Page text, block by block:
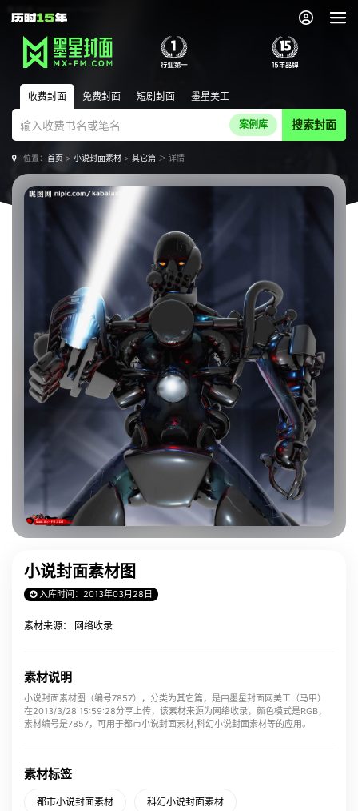
收费封面 免费封面 短剧封面 墨星美工
案例库 搜索封面
位置： 首页> 小说封面素材> 其它篇＞ 详情
小说封面素材图
入库时间：2013年03月28日
素材来源： 网络收录
素材说明
小说封面素材图（编号7857），分类为其它篇，是由墨星封面网美工（马甲）
在2013/3/28 15:59:28分享上传，该素材来源为网络收录，颜色模式是RGB，
素材编号是7857，可用于都市小说封面素材,科幻小说封面素材等的应用。
素材标签
都市小说封面素材 科幻小说封面素材